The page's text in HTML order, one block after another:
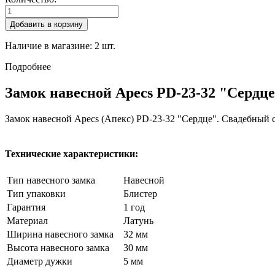
Добавить в корзину
Наличие в магазине: 2 шт.
Подробнее
Замок навесной Apecs PD-23-32
Замок навесной Apecs (Апекс) PD-23-32 "Сердце". Свадебный
Технические характеристики:
Тип навесного замка
Навесной
Тип упаковки
Блистер
Гарантия
1 год
Материал
Латунь
Ширина навесного замка
32 мм
Высота навесного замка
30 мм
Диаметр дужки
5 мм